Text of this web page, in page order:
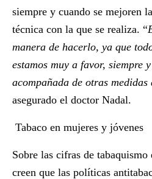
siempre y cuando se mejoren
técnica con la que se realiza. “
manera de hacerlo, ya que
estamos muy a favor, siempre
acompañada de otras medidas
asegurado el doctor Nadal.
Tabaco en mujeres y jóvenes
Sobre las cifras de tabaquismo
creen que las políticas